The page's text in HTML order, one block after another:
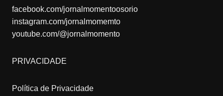
facebook.com/jornalmomentoosorio
instagram.com/jornalmomemto
youtube.com/@jornalmomento
PRIVACIDADE
Política de Privacidade